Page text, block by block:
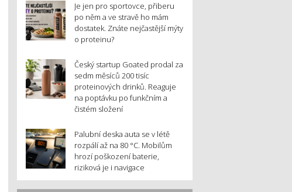
Je jen pro sportovce, přiberu
po něm a ve stravě ho mám
dostatek. Znáte nejčastější mýty
o proteinu?
Český startup Goated prodal za
sedm měsíců 200 tisíc
proteinových drinků. Reaguje
na poptávku po funkčním a
čistém složení
Palubní deska auta se v létě
rozpálí až na 80 °C. Mobilům
hrozí poškození baterie,
riziková je i navigace